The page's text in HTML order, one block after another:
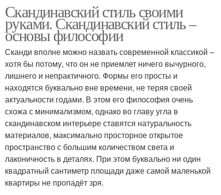
Скандинавский стиль своими
руками. Скандинавский стиль –
основы философии
Сканди вполне можно назвать современной классикой –
хотя бы потому, что он не приемлет ничего вычурного,
лишнего и непрактичного. Формы его просты и
находятся буквально вне времени, не теряя своей
актуальности годами. В этом его философия очень
схожа с минимализмом, однако во главу угла в
скандинавском интерьере ставятся натуральность
материалов, максимально просторное открытое
пространство с большим количеством света и
лаконичность в деталях. При этом буквально ни один
квадратный сантиметр площади даже самой маленькой
квартиры не пропадёт зря.